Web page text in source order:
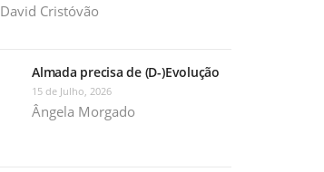
David Cristóvão
Almada precisa de (D-)Evolução
15 de Julho, 2026
Ângela Morgado